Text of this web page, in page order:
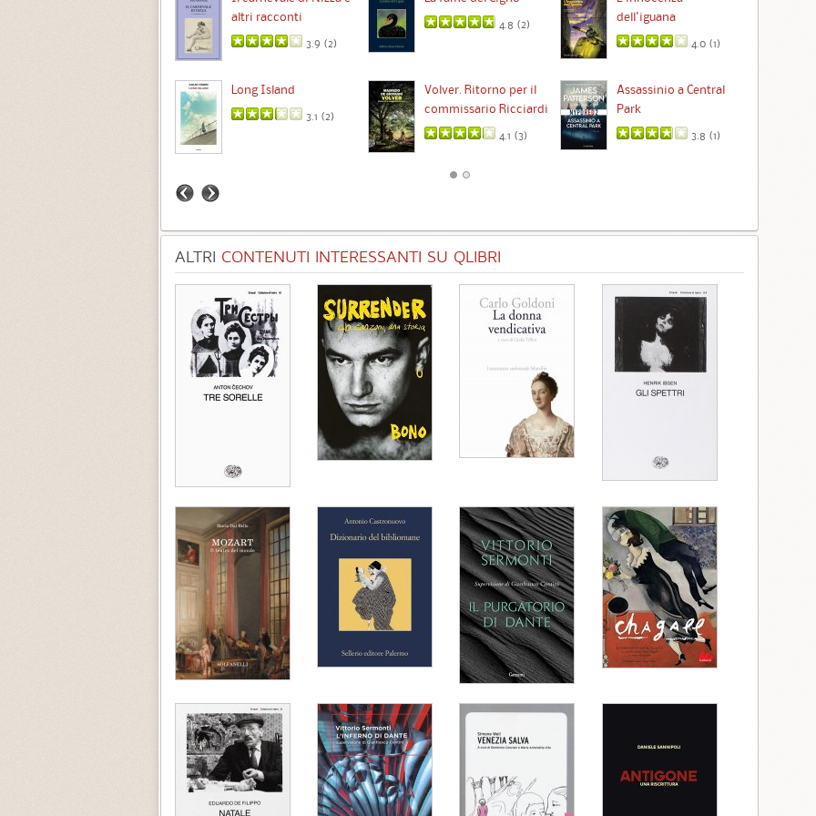
altri racconti
3.9 (2)
4.8 (2)
dell'iguana
4.0 (1)
Long Island
3.1 (2)
Volver. Ritorno per il
commissario Ricciardi
4.1 (3)
Assassinio a Central
Park
3.8 (1)
ALTRI CONTENUTI INTERESSANTI SU QLIBRI